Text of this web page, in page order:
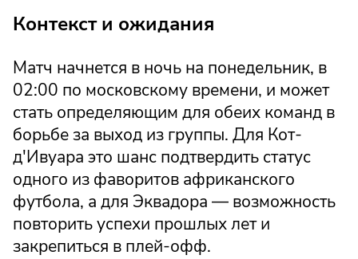
Контекст и ожидания
Матч начнется в ночь на понедельник, в
02:00 по московскому времени, и может
стать определяющим для обеих команд в
борьбе за выход из группы. Для Кот-
д'Ивуара это шанс подтвердить статус
одного из фаворитов африканского
футбола, а для Эквадора — возможность
повторить успехи прошлых лет и
закрепиться в плей-офф.